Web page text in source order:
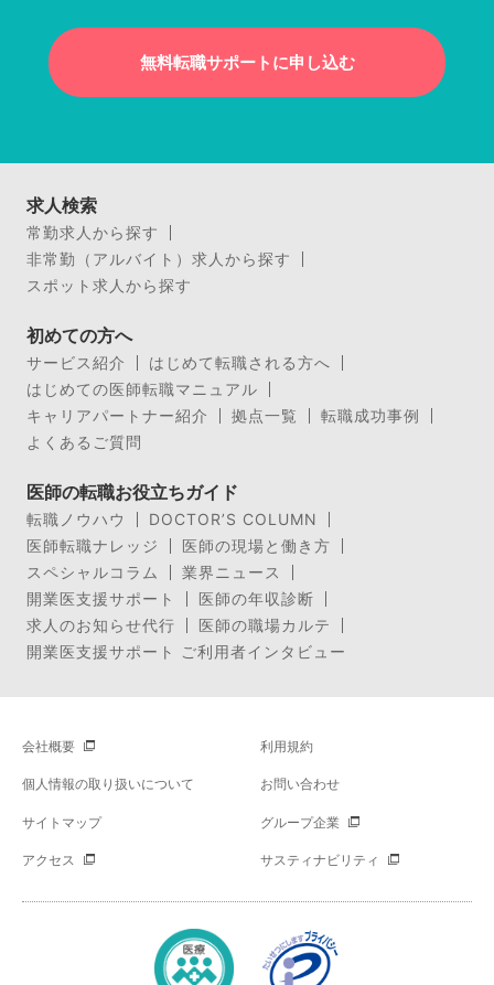
無料転職サポートに申し込む
求人検索
常勤求人から探す
非常勤（アルバイト）求人から探す
スポット求人から探す
初めての方へ
サービス紹介
はじめて転職される方へ
はじめての医師転職マニュアル
キャリアパートナー紹介
拠点一覧
転職成功事例
よくあるご質問
医師の転職お役立ちガイド
転職ノウハウ
DOCTOR’S COLUMN
医師転職ナレッジ
医師の現場と働き方
スペシャルコラム
業界ニュース
開業医支援サポート
医師の年収診断
求人のお知らせ代行
医師の職場カルテ
開業医支援サポート ご利用者インタビュー
会社概要 利用規約
個人情報の取り扱いについて お問い合わせ
サイトマップ グループ企業
アクセス サスティナビリティ